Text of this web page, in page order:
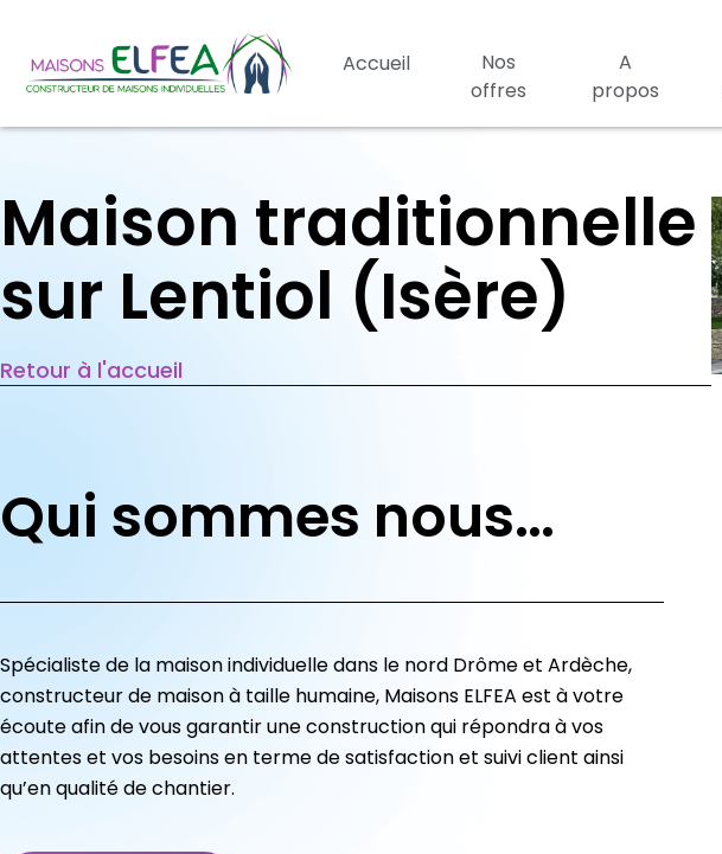
Accueil
Nos
offres
A
propos
Maison traditionnelle
sur Lentiol (Isère)
Retour à l'accueil
Qui sommes nous…
Spécialiste de la maison individuelle dans le nord Drôme et Ardèche,
constructeur de maison à taille humaine, Maisons ELFEA est à votre
écoute afin de vous garantir une construction qui répondra à vos
attentes et vos besoins en terme de satisfaction et suivi client ainsi
qu’en qualité de chantier.